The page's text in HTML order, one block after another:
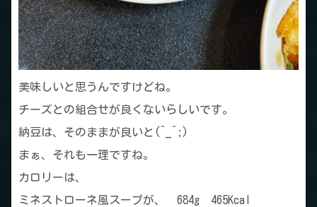
美味しいと思うんですけどね。
チーズとの組合せが良くないらしいです。
納豆は、そのままが良いと(^_^;)
まぁ、それも一理ですね。
カロリーは、
ミネストローネ風スープが、 684g 465Kcal